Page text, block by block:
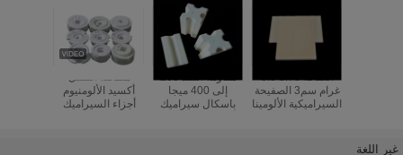
مطحنة الفلفل
أكسيد الألومنيوم
أجزاء السيراميك
مقاومة الشد 200
إلى 400 ميجا
باسكال سيراميك
الكثافة 3.75 3.9
غرام سم3 الصفيحة
السيراميكية الألومينا
غير اللغة